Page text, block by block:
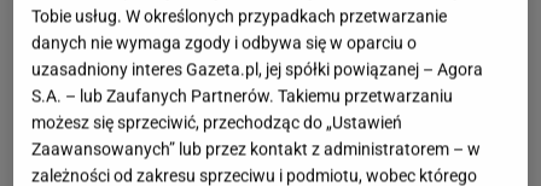
Tobie usług. W określonych przypadkach przetwarzanie
danych nie wymaga zgody i odbywa się w oparciu o
uzasadniony interes Gazeta.pl, jej spółki powiązanej – Agora
S.A. – lub Zaufanych Partnerów. Takiemu przetwarzaniu
możesz się sprzeciwić, przechodząc do „Ustawień
Zaawansowanych” lub przez kontakt z administratorem – w
zależności od zakresu sprzeciwu i podmiotu, wobec którego